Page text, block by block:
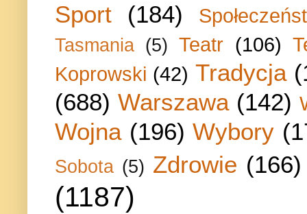
Sport (184)
Tasmania (5) Teatr (106)
Koprowski (42) Tradycja
(688) Warszawa (142)
Wojna (196) Wybory
Sobota (5) Zdrowie (166)
(1187)